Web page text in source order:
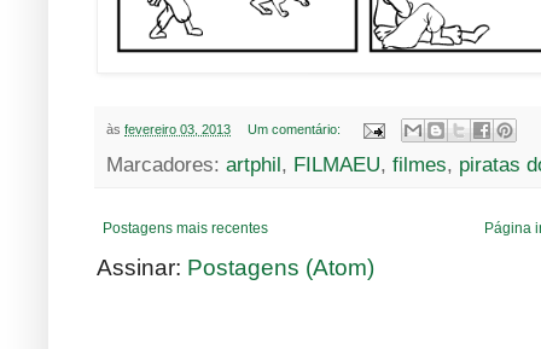
às fevereiro 03, 2013 Um comentário:
Marcadores: artphil , FILMAEU, filmes, piratas
Postagens mais recentes Página
Assinar: Postagens (Atom)